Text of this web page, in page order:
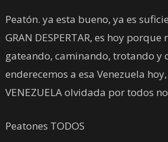
Peatón. ya esta bueno, ya es
GRAN DESPERTAR, es hoy
gateando, caminando, trotando y
enderecemos a esa Venezuela
VENEZUELA olvidada por todos
Peatones TODOS